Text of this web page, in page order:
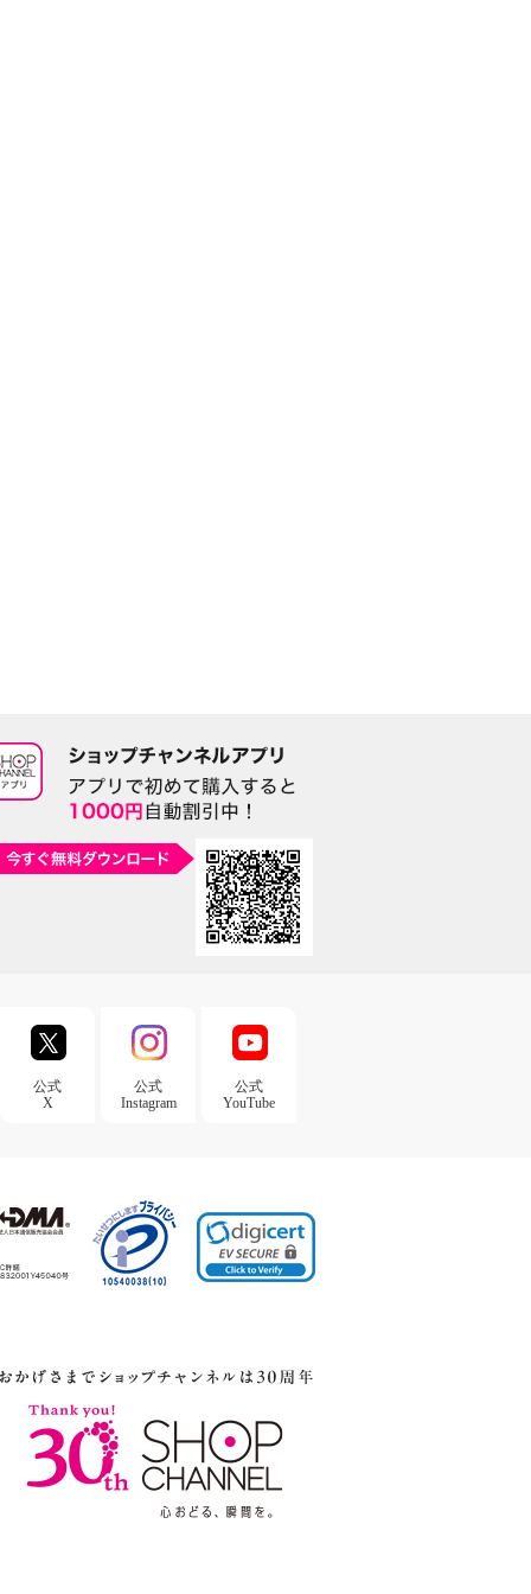
公式
X
公式
Instagram
公式
YouTube